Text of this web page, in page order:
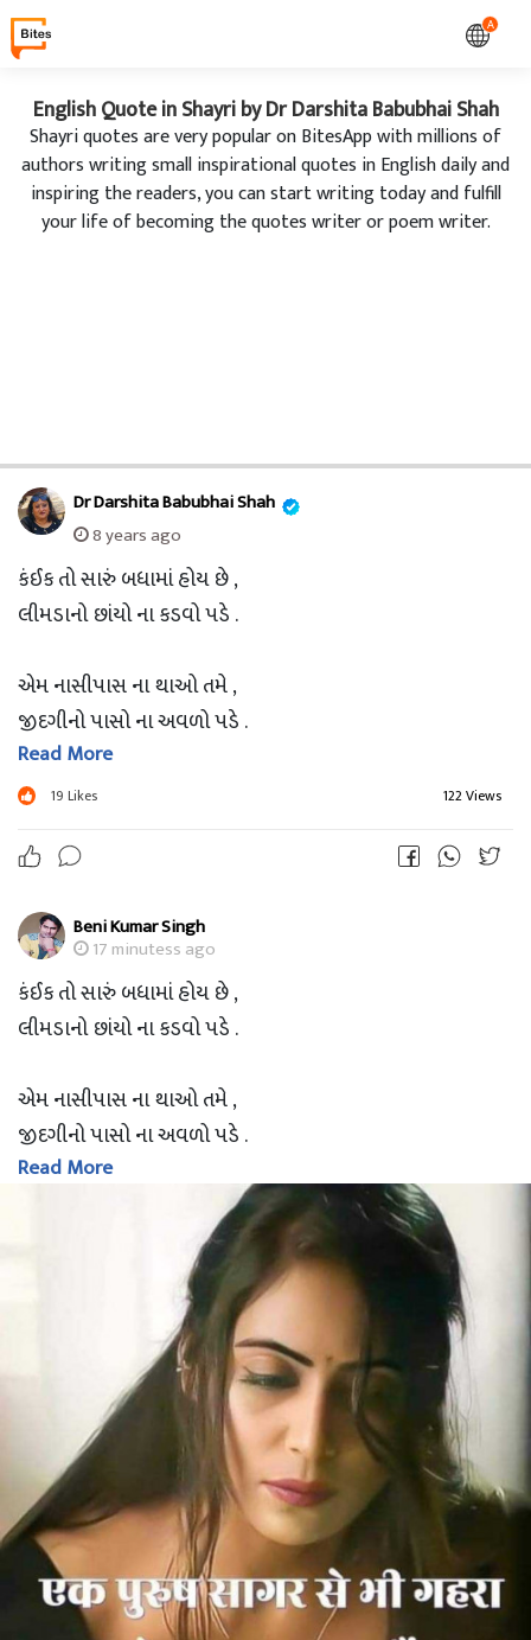
A
English Quote in Shayri by Dr Darshita Babubhai Shah
Shayri quotes are very popular on BitesApp with millions of
authors writing small inspirational quotes in English daily and
inspiring the readers, you can start writing today and fulfill
your life of becoming the quotes writer or poem writer.
Dr Darshita Babubhai Shah
8 years ago
કંઈક તો સારું બધામાં હોય છે ,
લીમડાનો છાંયો ના કડવો પડે .
એમ નાસીપાસ ના થાઓ તમે ,
જીદગીનો પાસો ના અવળો પડે .
દૂર આંખો થી ભલે જાઓ સજન ,
Read More
19 Likes 122 Views
Beni Kumar Singh
17 minutess ago
કંઈક તો સારું બધામાં હોય છે ,
લીમડાનો છાંયો ના કડવો પડે .
એમ નાસીપાસ ના થાઓ તમે ,
જીદગીનો પાસો ના અવળો પડે .
દૂર આંખો થી ભલે જાઓ સજન ,
હૈયા થી ક્યારેય ના અળગો પડે .
Read More